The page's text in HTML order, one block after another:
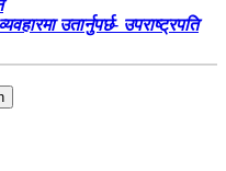
उतार्नुपर्छ- उपराष्ट्रपति